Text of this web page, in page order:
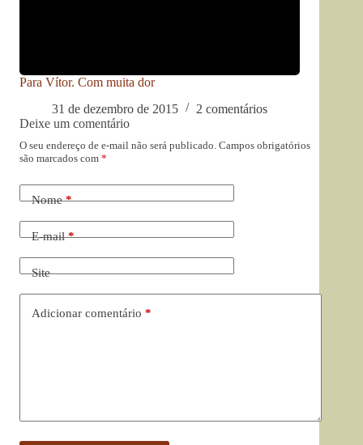
Para Vítor. Com muita dor
31 de dezembro de 2015
2 comentários
Deixe um comentário
O seu endereço de e-mail não será publicado. Campos obrigatórios
são marcados com *
Nome*
E-mail*
Site
Adicionar comentário *